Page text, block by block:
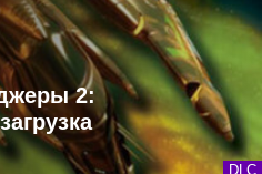
DLC
2: